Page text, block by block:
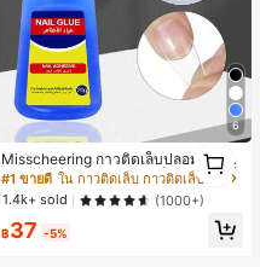
6
Misscheering กาวติดเล็บปลอม 20 กรั
ม แรงยึดสูง เจลสติกเกอร์เล็บนุ่ม แห้งเร็
ว เหมาะสำหรับผู้เริ่มต้นทำเล็บ ติดทนน
าน
#1 ขายดี
ใน กาวติดเล็บ กาวติดเล็บและสารยึดติด
1.4k+ sold
(1000+)
฿37 -5%
1